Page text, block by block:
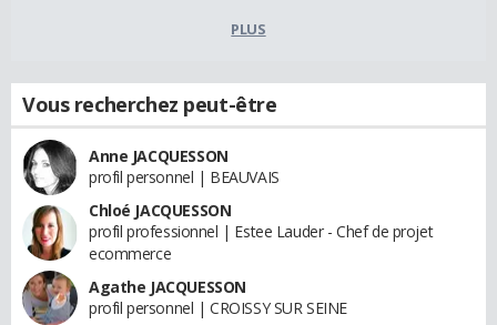
PLUS
Vous recherchez peut-être
Anne JACQUESSON
profil personnel | BEAUVAIS
Chloé JACQUESSON
profil professionnel | Estee Lauder - Chef de projet
ecommerce
Agathe JACQUESSON
profil personnel | CROISSY SUR SEINE